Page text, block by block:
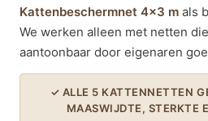
Kattenbeschermnet 4×3 m als
We werken alleen met netten
aantoonbaar door eigenaren
✓ ALLE 5 KATTENNETTEN
MAASWIJDTE, STERKTE